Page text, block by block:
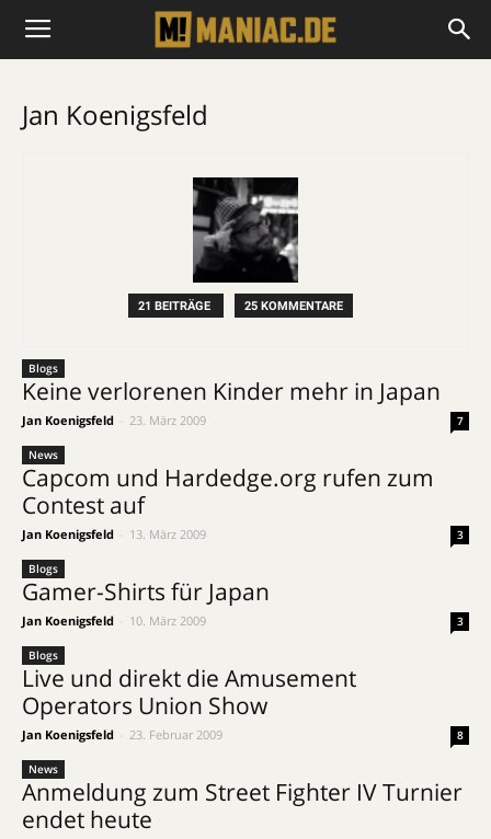
Jan Koenigsfeld
21 BEITRÄGE 25 KOMMENTARE
Blogs
Keine verlorenen Kinder mehr in Japan
Jan Koenigsfeld 23. März 2009 7
News
Capcom und Hardedge.org rufen zum
Contest auf
Jan Koenigsfeld 13. März 2009 3
Blogs
Gamer-Shirts für Japan
Jan Koenigsfeld 10. März 2009 3
Blogs
Live und direkt die Amusement
Operators Union Show
Jan Koenigsfeld 23. Februar 2009 8
News
Anmeldung zum Street Fighter IV Turnier
endet heute